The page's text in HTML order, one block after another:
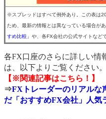
※スプレッドはすべて例外あり。この表は
ため、最新の情報とは異なっている場合が
すめ比較」 や、各FX会社の公式サイトなど
各FX口座のさらに詳しい情
は、以下よりご覧ください。
【※関連記事はこちら！】
⇒FXトレーダーのリアルな
だ「おすすめFX会社」人気